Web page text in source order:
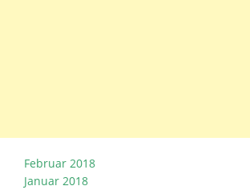
Februar 2018
Januar 2018